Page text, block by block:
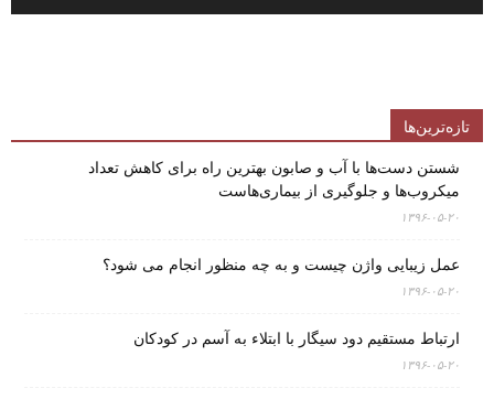
تازه‌ترین‌ها
شستن دست‌ها با آب و صابون بهترین راه برای کاهش تعداد
میکروب‌ها و جلوگیری از بیماری‌هاست
۱۳۹۶-۰۵-۲۰
عمل زیبایی واژن چیست و به چه منظور انجام می شود؟
۱۳۹۶-۰۵-۲۰
ارتباط مستقیم دود سیگار با ابتلاء به آسم در کودکان
۱۳۹۶-۰۵-۲۰